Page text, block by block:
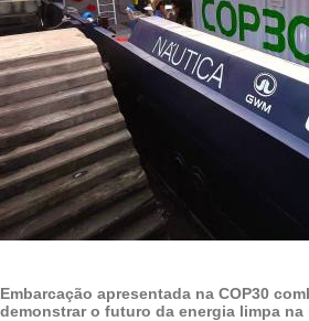
Embarcação apresentada na COP30
demonstrar o futuro da energia limpa na